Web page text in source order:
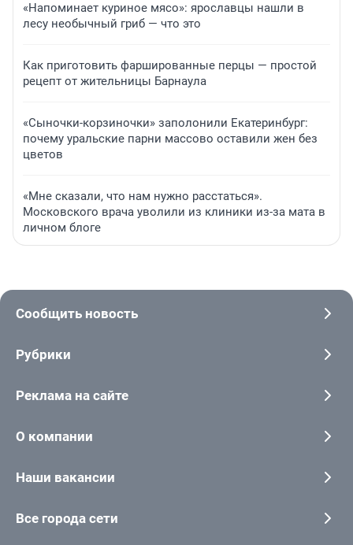
«Напоминает куриное мясо»: ярославцы нашли в
лесу необычный гриб — что это
Как приготовить фаршированные перцы — простой
рецепт от жительницы Барнаула
«Сыночки-корзиночки» заполонили Екатеринбург:
почему уральские парни массово оставили жен без
цветов
«Мне сказали, что нам нужно расстаться».
Московского врача уволили из клиники из-за мата в
личном блоге
Сообщить новость
Рубрики
Реклама на сайте
О компании
Наши вакансии
Все города сети